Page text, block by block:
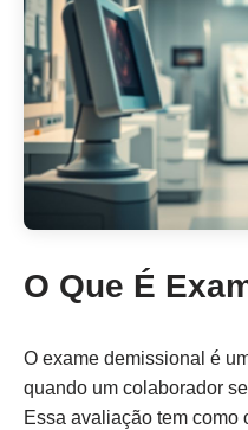
O Que É
O exame demissional é
quando um colaborador
Essa avaliação tem como